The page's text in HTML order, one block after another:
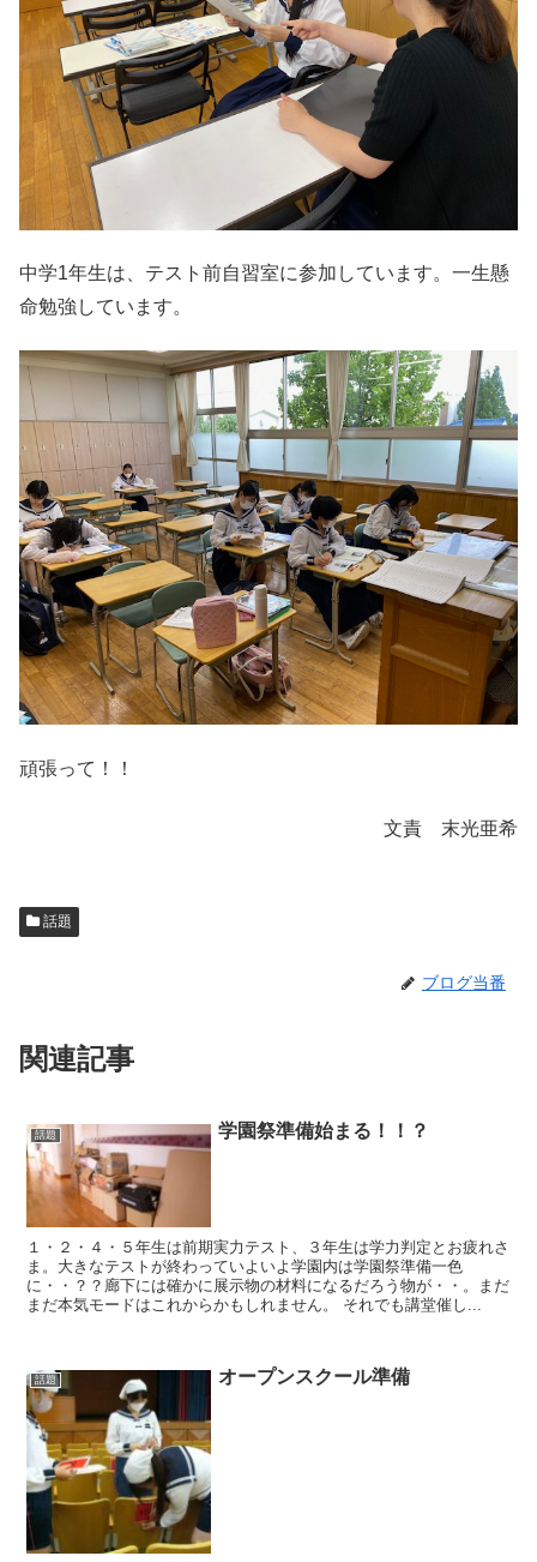
中学1年生は、テスト前自習室に参加しています。一生懸
命勉強しています。
頑張って！！
文責 末光亜希
話題
ブログ当番
関連記事
話題 学園祭準備始まる！！？
１・２・４・５年生は前期実力テスト、３年生は学力判定とお疲れさ
ま。大きなテストが終わっていよいよ学園内は学園祭準備一色
に・・？？廊下には確かに展示物の材料になるだろう物が・・。まだ
まだ本気モードはこれからかもしれません。 それでも講堂催し...
話題 オープンスクール準備